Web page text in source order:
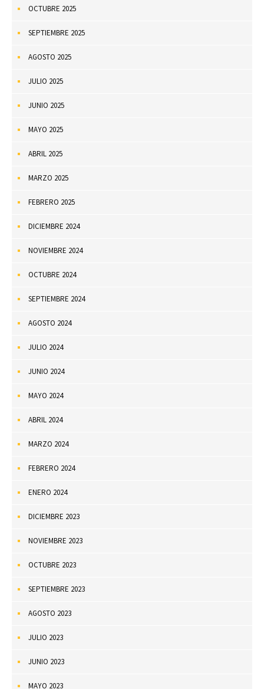
OCTUBRE 2025
SEPTIEMBRE 2025
AGOSTO 2025
JULIO 2025
JUNIO 2025
MAYO 2025
ABRIL 2025
MARZO 2025
FEBRERO 2025
DICIEMBRE 2024
NOVIEMBRE 2024
OCTUBRE 2024
SEPTIEMBRE 2024
AGOSTO 2024
JULIO 2024
JUNIO 2024
MAYO 2024
ABRIL 2024
MARZO 2024
FEBRERO 2024
ENERO 2024
DICIEMBRE 2023
NOVIEMBRE 2023
OCTUBRE 2023
SEPTIEMBRE 2023
AGOSTO 2023
JULIO 2023
JUNIO 2023
MAYO 2023